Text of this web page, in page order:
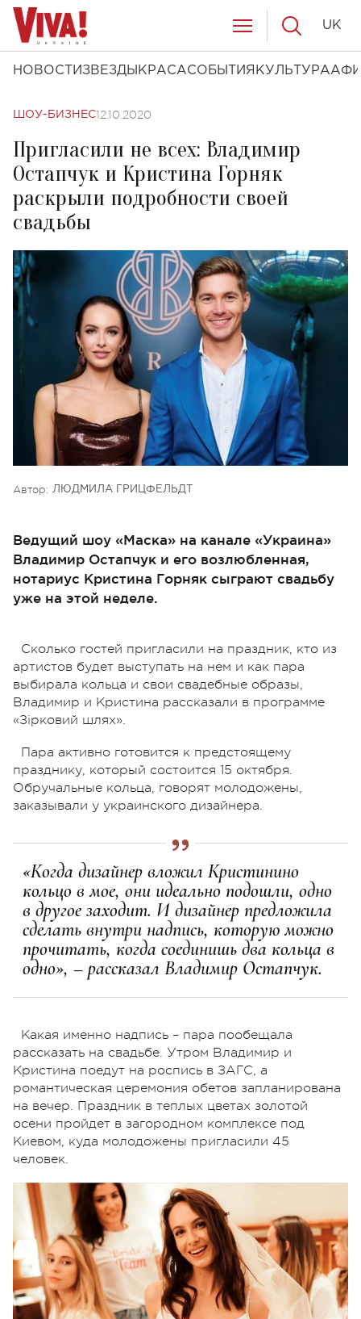
НОВОСТИ ЗВЕЗДЫ КРАСАСОБЫТИЯ КУЛЬТУРА
UK
ШОУ-БИЗНЕС12.10.2020
Пригласили не всех: Владимир
Остапчук и Кристина Горняк
раскрыли подробности своей
свадьбы
Автор: ЛЮДМИЛА ГРИЦФЕЛЬДТ
Ведущий шоу «Маска» на канале «Украина»
Владимир Остапчук и его возлюбленная,
нотариус Кристина Горняк сыграют свадьбу
уже на этой неделе.
Сколько гостей пригласили на праздник, кто из
артистов будет выступать на нем и как пара
выбирала кольца и свои свадебные образы,
Владимир и Кристина рассказали в программе
«Зірковий шлях».
Пара активно готовится к предстоящему
празднику, который состоится 15 октября.
Обручальные кольца, говорят молодожены,
заказывали у украинского дизайнера.
«Когда дизайнер вложил Кристинино
кольцо в мое, они идеально подошли, одно
в другое заходит. И дизайнер предложила
сделать внутри надпись, которую можно
прочитать, когда соединишь два кольца в
одно», – рассказал Владимир Остапчук.
Какая именно надпись – пара пообещала
рассказать на свадьбе. Утром Владимир и
Кристина поедут на роспись в ЗАГС, а
романтическая церемония обетов запланирована
на вечер. Праздник в теплых цветах золотой
осени пройдет в загородном комплексе под
Киевом, куда молодожены пригласили 45
человек.